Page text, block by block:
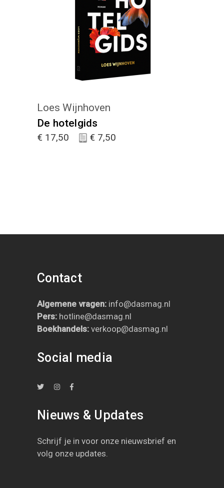
KIES :)
Loes Wijnhoven
De hotelgids
€ 17,50 € 7,50
Contact
Algemene vragen: info@dasmag.nl
Pers: hotline@dasmag.nl
Boekhandels: verkoop@dasmag.nl
Social media
Nieuws & Updates
Schrijf je in voor onze nieuwsbrief en
volg onze updates.